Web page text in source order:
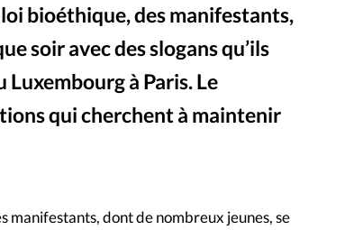
La rédaction
Mon compte
bioéthique, des manifestants,
soir avec des slogans qu’ils
à Paris. Le
qui cherchent à maintenir
manifestants, dont de nombreux jeunes, se